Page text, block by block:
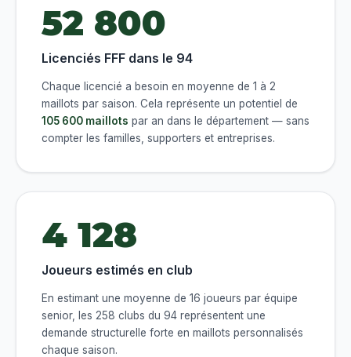
52 800
Licenciés FFF dans le 94
Chaque licencié a besoin en moyenne de 1 à 2
maillots par saison. Cela représente un potentiel de
105 600 maillots par an dans le département — sans
compter les familles, supporters et entreprises.
4 128
Joueurs estimés en club
En estimant une moyenne de 16 joueurs par équipe
senior, les 258 clubs du 94 représentent une
demande structurelle forte en maillots personnalisés
chaque saison.